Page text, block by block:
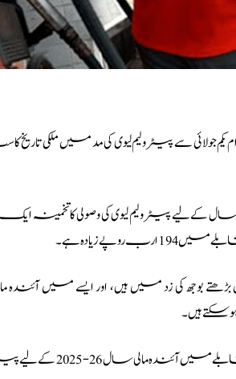
کے آغاز پر عوام یکم جولائی سے پیٹرولیم لیوی کی مد میں ملکی
بوجھ کی زد میں ہیں، اور ایسے میں
ہیں۔
آئی ایم ایف کی رپورٹ کے مطابق رواں مالی سال